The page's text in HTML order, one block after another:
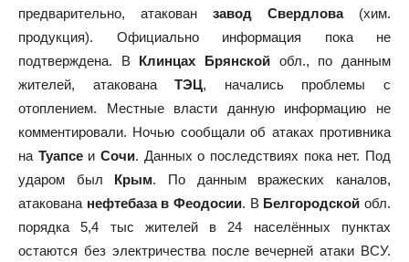
предварительно, атакован завод Свердлова(хим.
продукция). Официально информация пока не
подтверждена. В Клинцах Брянской обл., по данным
жителей, атакованаТЭЦ, начались проблемы с
отоплением. Местные власти данную информацию не
комментировали. Ночью сообщали об атаках противника
на ТуапсеиСочи. Данных о последствиях пока нет. Под
ударом был Крым. По данным вражеских каналов,
атакована нефтебаза в Феодосии. В Белгородской обл.
порядка 5,4 тыс жителей в 24 населённых пунктах
остаются без электричества после вечерней атаки ВСУ.